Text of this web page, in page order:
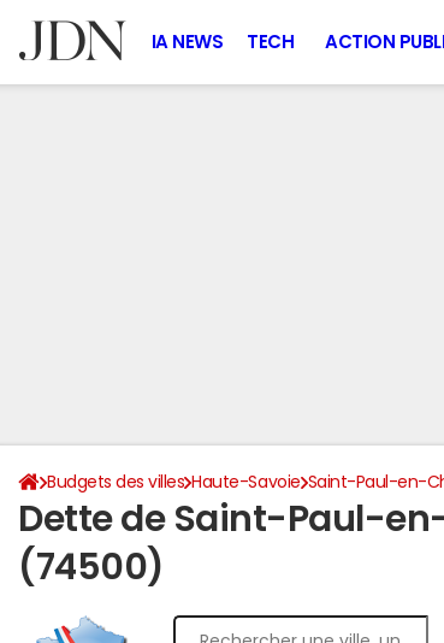
IA NEWS TECH ACTION
Budgets des villes Haute-Savoie Saint-Paul-en-
Dette de Saint-Paul-
(74500)